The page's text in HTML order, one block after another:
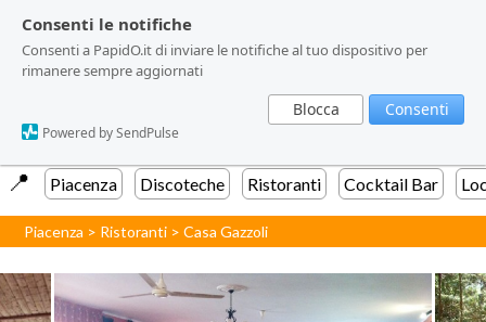
Consenti le notifiche
Consenti a PapidO.it di inviare le notifiche al tuo dispositivo per
rimanere sempre aggiornati
Blocca Consenti
Powered by SendPulse
Consenti le notifiche
Consenti a PapidO.it di inviare le notifiche al tuo dispositivo per
rimanere sempre aggiornati
Blocca Consenti
Powered by SendPulse
📍️ Piacenza Discoteche Ristoranti Cocktail Bar
Piacenza > Ristoranti >Casa Gazzoli